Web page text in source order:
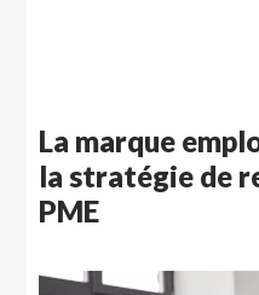
La marque
la stratégie de
PME